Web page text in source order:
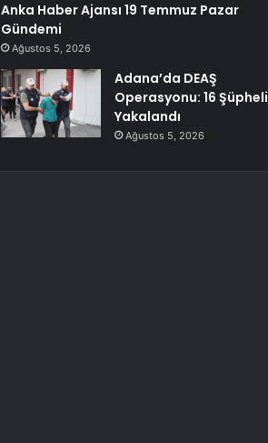
Anka Haber Ajansı 19 Temmuz Pazar
Gündemi
Ağustos 5, 2026
Adana’da DEAŞ
Operasyonu: 16 Şüpheli
Yakalandı
Ağustos 5, 2026